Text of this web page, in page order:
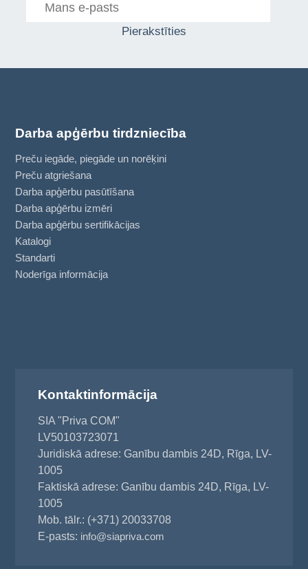
Pierakstīties
Darba apģērbu tirdzniecība
Preču iegāde, piegāde un norēķini
Preču atgriešana
Darba apģērbu pasūtīšana
Darba apģērbu izmēri
Darba apģērbu sertifikācijas
Katalogi
Standarti
Noderīga informācija
Kontaktinformācija
SIA "Priva COM"
LV50103723071
Juridiskā adrese: Ganību dambis 24D, Rīga, LV-
1005
Faktiskā adrese: Ganību dambis 24D, Rīga, LV-
1005
Mob. tālr.: (+371) 20033708
E-pasts: info@siapriva.com